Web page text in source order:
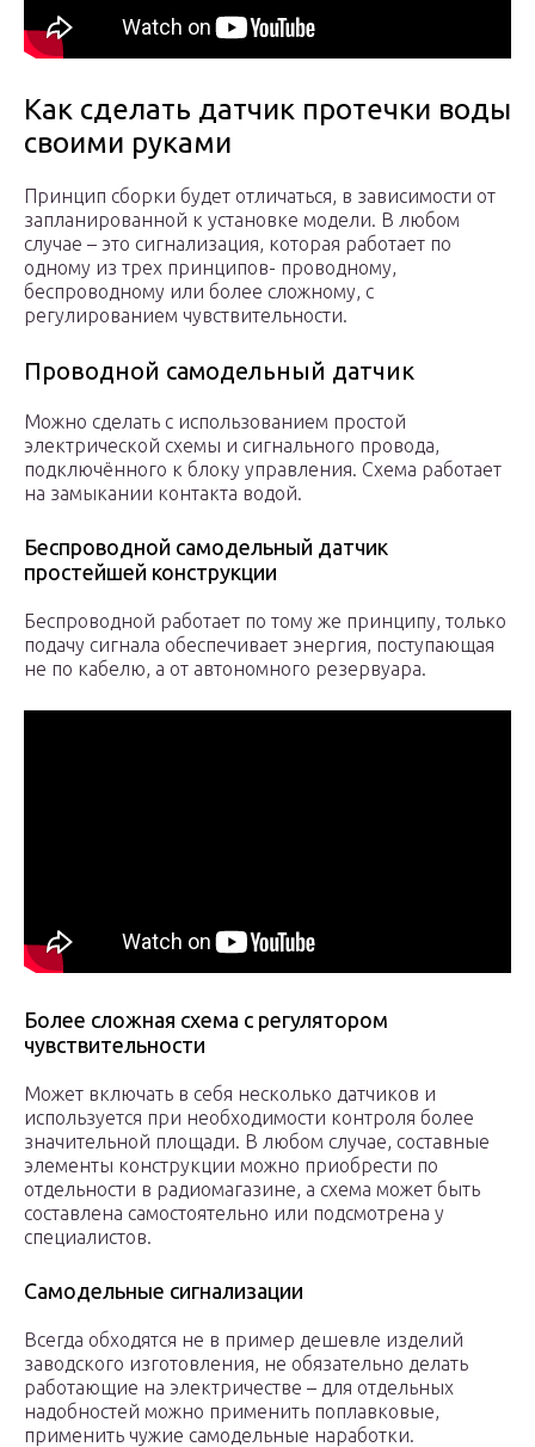
Как сделать датчик протечки воды
своими руками
Принцип сборки будет отличаться, в зависимости от
запланированной к установке модели. В любом
случае – это сигнализация, которая работает по
одному из трех принципов- проводному,
беспроводному или более сложному, с
регулированием чувствительности.
Проводной самодельный датчик
Можно сделать с использованием простой
электрической схемы и сигнального провода,
подключённого к блоку управления. Схема работает
на замыкании контакта водой.
Беспроводной самодельный датчик
простейшей конструкции
Беспроводной работает по тому же принципу, только
подачу сигнала обеспечивает энергия, поступающая
не по кабелю, а от автономного резервуара.
Более сложная схема с регулятором
чувствительности
Может включать в себя несколько датчиков и
используется при необходимости контроля более
значительной площади. В любом случае, составные
элементы конструкции можно приобрести по
отдельности в радиомагазине, а схема может быть
составлена самостоятельно или подсмотрена у
специалистов.
Самодельные сигнализации
Всегда обходятся не в пример дешевле изделий
заводского изготовления, не обязательно делать
работающие на электричестве – для отдельных
надобностей можно применить поплавковые,
применить чужие самодельные наработки.